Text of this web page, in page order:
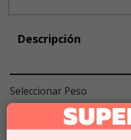
Descripción
Seleccionar Peso
11,3 KG